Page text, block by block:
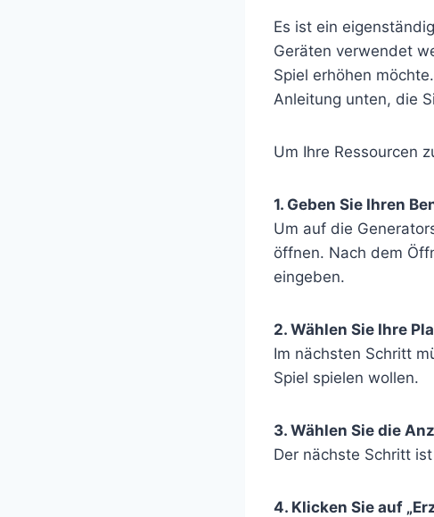
Es ist ein
Geräten verwendet
Spiel erhöhen
Anleitung unten, die
Um Ihre Ressourcen
1. Geben Sie Ihren
Um auf die
öffnen. Nach dem
eingeben.
2. Wählen Sie Ihre
Im nächsten Schritt
Spiel spielen wollen.
3. Wählen Sie die
Der nächste Schritt
4. Klicken Sie auf